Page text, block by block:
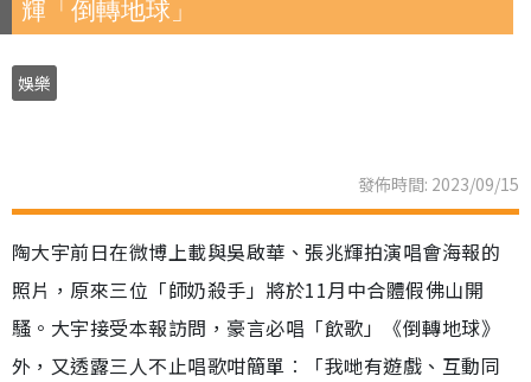
輝「倒轉地球」
娛樂
發佈時間: 2023/09/15
陶大宇前日在微博上載與吳啟華、張兆輝拍演唱會海報的
照片，原來三位「師奶殺手」將於11月中合體假佛山開
騷。大宇接受本報訪問，豪言必唱「飲歌」《倒轉地球》
外，又透露三人不止唱歌咁簡單︰「我哋有遊戲、互動同